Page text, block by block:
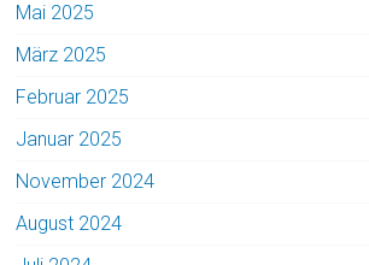
Mai 2025
März 2025
Februar 2025
Januar 2025
November 2024
August 2024